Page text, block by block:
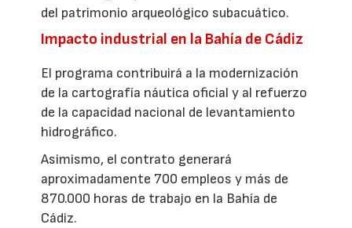
del patrimonio arqueológico subacuático.
Impacto industrial en la Bahía de Cádiz
El programa contribuirá a la modernización
de la cartografía náutica oficial y al refuerzo
de la capacidad nacional de levantamiento
hidrográfico.
Asimismo, el contrato generará
aproximadamente 700 empleos y más de
870.000 horas de trabajo en la Bahía de
Cádiz.